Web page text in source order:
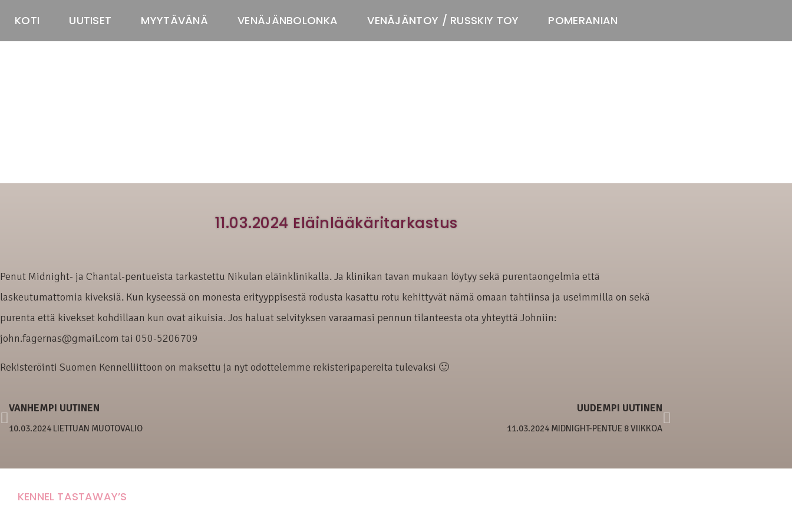
KOTI UUTISET MYYTÄVÄNÄ VENÄJÄNBOLONKA VENÄJÄNTOY / RUSSKIY TOY POMERANIAN
pomeranian
11.03.2024 Eläinlääkäritarkastus
Penut Midnight- ja Chantal-pentueista tarkastettu Nikulan eläinklinikalla. Ja klinikan tavan mukaan löytyy sekä purentaongelmia että
laskeutumattomia kiveksiä. Kun kyseessä on monesta erityyppisestä rodusta kasattu rotu kehittyvät nämä omaan tahtiinsa ja useimmilla on sekä
purenta että kivekset kohdillaan kun ovat aikuisia. Jos haluat selvityksen varaamasi pennun tilanteesta ota yhteyttä Johniin:
john.fagernas@gmail.com tai 050-5206709
Rekisteröinti Suomen Kennelliittoon on maksettu ja nyt odottelemme rekisteripapereita tulevaksi 🙂
VANHEMPI UUTINEN
10.03.2024 LIETTUAN MUOTOVALIO
UUDEMPI UUTINEN
11.03.2024 MIDNIGHT-PENTUE 8 VIIKKOA
KENNEL TASTAWAY’S